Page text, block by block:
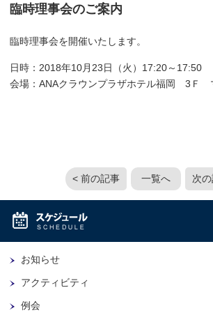
臨時理事会のご案内
臨時理事会を開催いたします。
日時：2018年10月23日（火）17:20～17:50
会場：ANAクラウンプラザホテル福岡 3Ｆ
< 前の記事 一覧へ 次
お知らせ
アクティビティ
例会